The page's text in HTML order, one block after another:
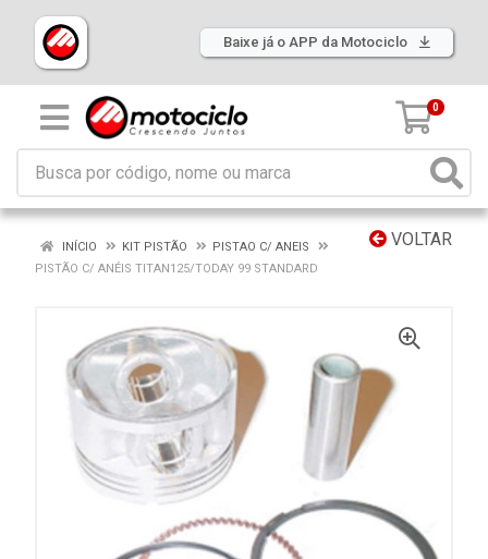
Baixe já o APP da Motociclo
0
VOLTAR
INÍCIO KIT PISTÃO
PISTAO C/ ANEIS
PISTÃO C/ ANÉIS TITAN125/TODAY 99 STANDARD